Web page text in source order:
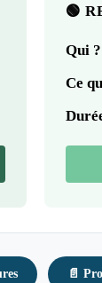
🟢
Qui ?
Ce
📄